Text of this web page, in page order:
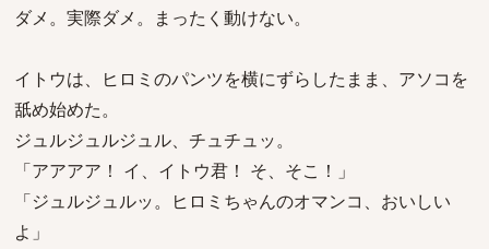
ダメ。実際ダメ。まったく動けない。
イトウは、ヒロミのパンツを横にずらしたまま、アソコを
舐め始めた。
ジュルジュルジュル、チュチュッ。
「アアアア！ イ、イトウ君！ そ、そこ！」
「ジュルジュルッ。ヒロミちゃんのオマンコ、おいしい
よ」